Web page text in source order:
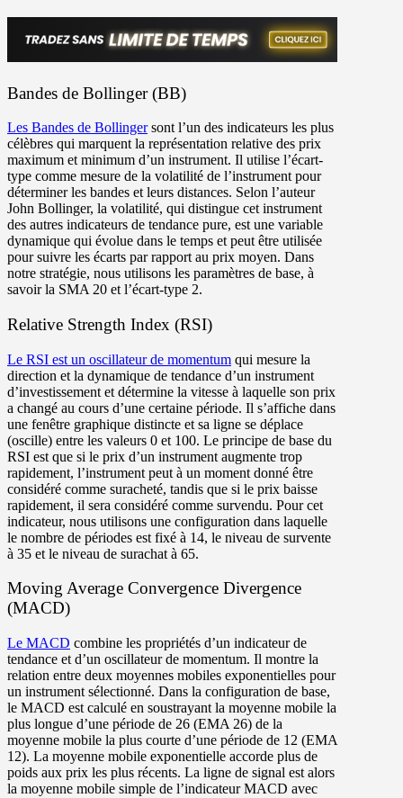
Bandes de Bollinger (BB)
Les Bandes de Bollingersont l’un des indicateurs les plus
célèbres qui marquent la représentation relative des prix
maximum et minimum d’un instrument. Il utilise l’écart-
type comme mesure de la volatilité de l’instrument pour
déterminer les bandes et leurs distances. Selon l’auteur
John Bollinger, la volatilité, qui distingue cet instrument
des autres indicateurs de tendance pure, est une variable
dynamique qui évolue dans le temps et peut être utilisée
pour suivre les écarts par rapport au prix moyen. Dans
notre stratégie, nous utilisons les paramètres de base, à
savoir la SMA 20 et l’écart-type 2.
Relative Strength Index (RSI)
Le RSI est un oscillateur de momentum qui mesure la
direction et la dynamique de tendance d’un instrument
d’investissement et détermine la vitesse à laquelle son prix
a changé au cours d’une certaine période. Il s’affiche dans
une fenêtre graphique distincte et sa ligne se déplace
(oscille) entre les valeurs 0 et 100. Le principe de base du
RSI est que si le prix d’un instrument augmente trop
rapidement, l’instrument peut à un moment donné être
considéré comme suracheté, tandis que si le prix baisse
rapidement, il sera considéré comme survendu. Pour cet
indicateur, nous utilisons une configuration dans laquelle
le nombre de périodes est fixé à 14, le niveau de survente
à 35 et le niveau de surachat à 65.
Moving Average Convergence Divergence
(MACD)
Le MACD combine les propriétés d’un indicateur de
tendance et d’un oscillateur de momentum. Il montre la
relation entre deux moyennes mobiles exponentielles pour
un instrument sélectionné. Dans la configuration de base,
le MACD est calculé en soustrayant la moyenne mobile la
plus longue d’une période de 26 (EMA 26) de la
moyenne mobile la plus courte d’une période de 12 (EMA
12). La moyenne mobile exponentielle accorde plus de
poids aux prix les plus récents. La ligne de signal est alors
la moyenne mobile simple de l’indicateur MACD avec